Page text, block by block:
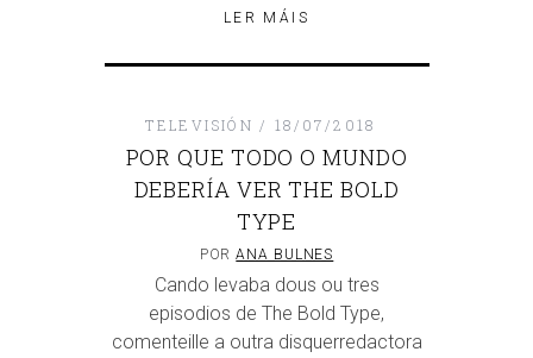
LER MÁIS
TELEVISIÓN 18/07/2018
POR QUE TODO O MUNDO
DEBERÍA VER THE BOLD
TYPE
PORANA BULNES
Cando levaba dous ou tres
episodios de The Bold Type,
comenteille a outra disquerredactora